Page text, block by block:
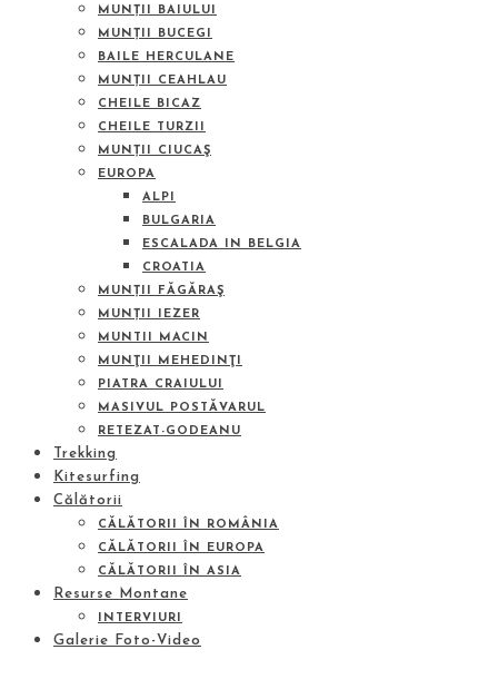
MUNȚII BAIULUI
MUNȚII BUCEGI
BAILE HERCULANE
MUNȚII CEAHLAU
CHEILE BICAZ
CHEILE TURZII
MUNȚII CIUCAŞ
EUROPA
ALPI
BULGARIA
ESCALADA IN BELGIA
CROATIA
MUNȚII FĂGĂRAŞ
MUNȚII IEZER
MUNTII MACIN
MUNŢII MEHEDINŢI
PIATRA CRAIULUI
MASIVUL POSTĂVARUL
RETEZAT-GODEANU
Trekking
Kitesurfing
Călătorii
CĂLĂTORII ÎN ROMÂNIA
CĂLĂTORII ÎN EUROPA
CĂLĂTORII ÎN ASIA
Resurse Montane
INTERVIURI
Galerie Foto-Video